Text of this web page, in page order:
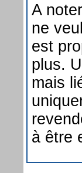
A
ne
est
plus.
mais
à être